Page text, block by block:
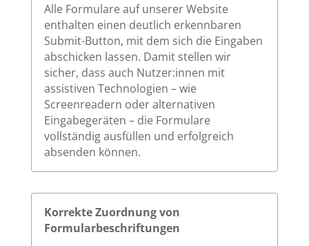
Alle Formulare auf unserer Website
enthalten einen deutlich erkennbaren
Submit-Button, mit dem sich die Eingaben
abschicken lassen. Damit stellen wir
sicher, dass auch Nutzer:innen mit
assistiven Technologien – wie
Screenreadern oder alternativen
Eingabegeräten – die Formulare
vollständig ausfüllen und erfolgreich
absenden können.
Korrekte Zuordnung von
Formularbeschriftungen